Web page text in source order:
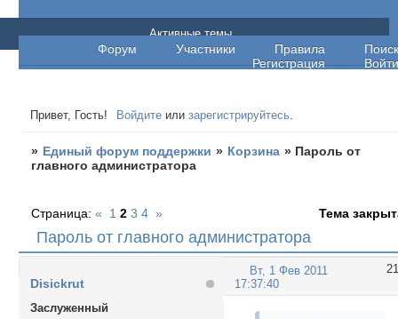
Единый форум поддержки
Форум Участники Правила
Поиск
Регистрация
Войти
Активные темы
Привет, Гость! Войдите илизарегистрируйтесь.
» Единый форум поддержки » Корзина » Пароль от
главного администратора
Пароль от главного администратора
Страница:« 1 2 3 4 » Тема
21
Вт, 1 Фев 2011
17:37:40
Disickrut
Заслуженный